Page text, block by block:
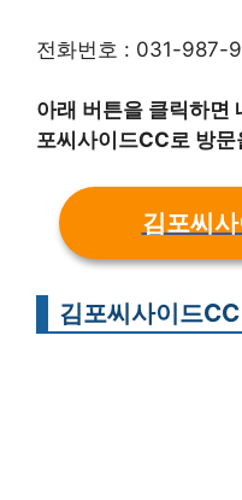
전화번호 : 031-987-
아래 버튼을 클릭하면
포씨사이드CC로 방
김포씨
김포씨사이드